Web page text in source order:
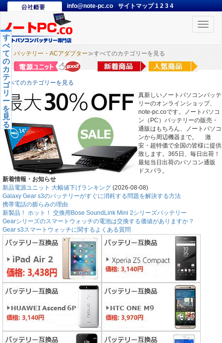
info@note-pc.co サイトマップ1 2 3 4
Toggle
バッテリー・ACアダプター≫すべてのカテゴリーを見る
す
べ
て
の
カ
テ
ゴ
リ
ー
を
見
る
すべてのカテゴリーを見る
真新しいノートパソコンバッテ
リーのオンラインショップ、
note-pc.coです。ノートパソコ
ン（PC）バッテリーの販売・
通販はもちろん、ノートパソコ
ンから周辺機器まで。 激
安・超特価で全国の皆様に提供
致します。365日、毎日出荷！
最短当日出荷のパソコン通販
ドスパラ。
新着情報・お知らせ
新品電源ユニット 大幅値下げランキング (2026-08-08)
Galaxy Gear s3のバッテリーがすぐに消耗する問題を解決する方法
携帯電話の膨らみの理由
新製品！ ホット！ 交換用Bose SoundLink Mini 2シリーズバッテリー
Gearシリーズのスマートウォッチの電池は交換する価値がありますか？
Gear s3スマートウォッチに関するよくある質問